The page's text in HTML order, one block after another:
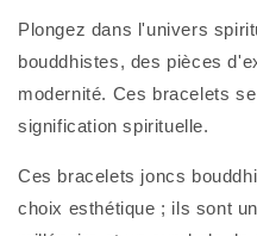
Plongez dans l'univers
bouddhistes, des pièces
modernité. Ces bracelets
signification spirituelle.
Ces bracelets joncs
choix esthétique ; ils sont